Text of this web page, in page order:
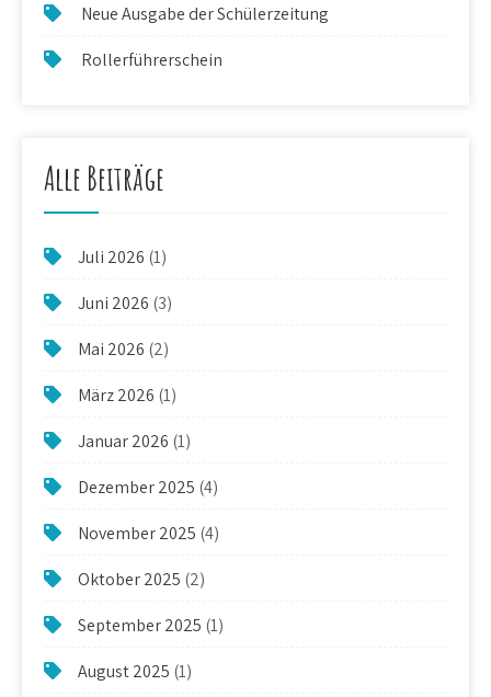
Neue Ausgabe der Schülerzeitung
Rollerführerschein
Alle Beiträge
Juli 2026 (1)
Juni 2026 (3)
Mai 2026 (2)
März 2026 (1)
Januar 2026 (1)
Dezember 2025 (4)
November 2025 (4)
Oktober 2025 (2)
September 2025 (1)
August 2025 (1)